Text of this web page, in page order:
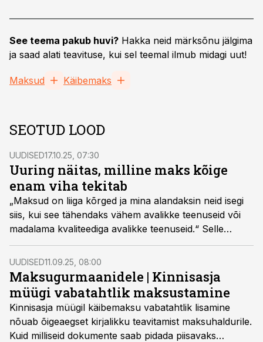
See teema pakub huvi? Hakka neid märksõnu jälgima
ja saad alati teavituse, kui sel teemal ilmub midagi uut!
Maksud Käibemaks
SEOTUD LOOD
UUDISED17.10.25, 07:30
Uuring näitas, milline maks kõige
enam viha tekitab
„Maksud on liiga kõrged ja mina alandaksin neid isegi
siis, kui see tähendaks vähem avalikke teenuseid või
madalama kvaliteediga avalikke teenuseid.“ Selle
seisukohaga nõustus üle poole (53%) Eesti inimestest,
keda küsitleti tänavu kevadel Eurobaromeetri uuringus
„Kodanike suhtumine maksudesse“.
UUDISED11.09.25, 08:00
Maksugurmaanidele | Kinnisasja
müügi vabatahtlik maksustamine
Kinnisasja müügil käibemaksu vabatahtlik lisamine
nõuab õigeaegset kirjalikku teavitamist maksuhaldurile.
Kuid milliseid dokumente saab pidada piisavaks